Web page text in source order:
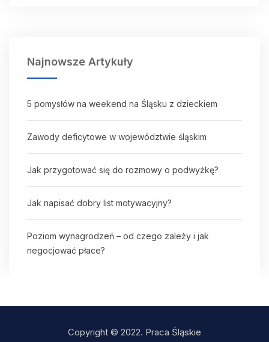
Najnowsze Artykuły
5 pomysłów na weekend na Śląsku z dzieckiem
Zawody deficytowe w województwie śląskim
Jak przygotować się do rozmowy o podwyżkę?
Jak napisać dobry list motywacyjny?
Poziom wynagrodzeń – od czego zależy i jak
negocjować płace?
Copyright © 2022. Praca Śląskie